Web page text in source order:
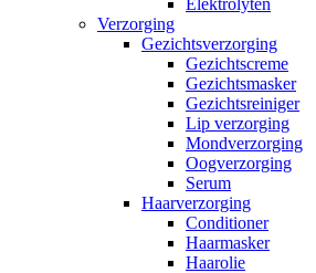
Elektrolyten
Verzorging
Gezichtsverzorging
Gezichtscreme
Gezichtsmasker
Gezichtsreiniger
Lip verzorging
Mondverzorging
Oogverzorging
Serum
Haarverzorging
Conditioner
Haarmasker
Haarolie